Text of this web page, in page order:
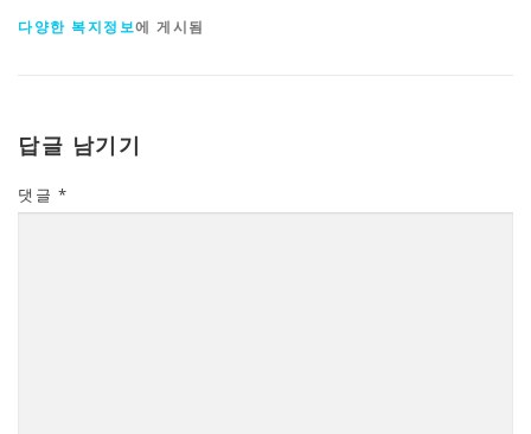
다양한 복지정보에 게시됨
답글 남기기
댓글 *